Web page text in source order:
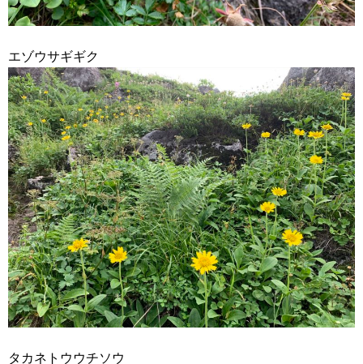
エゾウサギギク
タカネトウウチソウ